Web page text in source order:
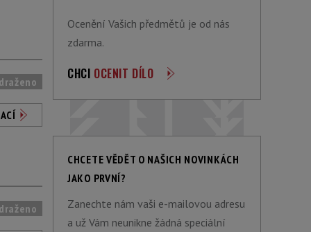
Ocenění Vašich předmětů je od nás
zdarma.
CHCI OCENIT DÍLO
CHCETE VĚDĚT O NAŠICH NOVINKÁCH
JAKO PRVNÍ?
Zanechte nám vaši e-mailovou adresu
a už Vám neunikne žádná speciální